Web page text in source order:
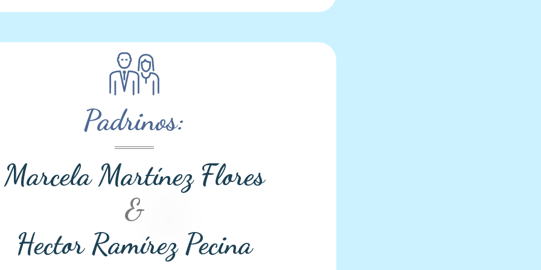
Padrinos:
Marcela Martínez Flores
&
Hector Ramírez Pecina